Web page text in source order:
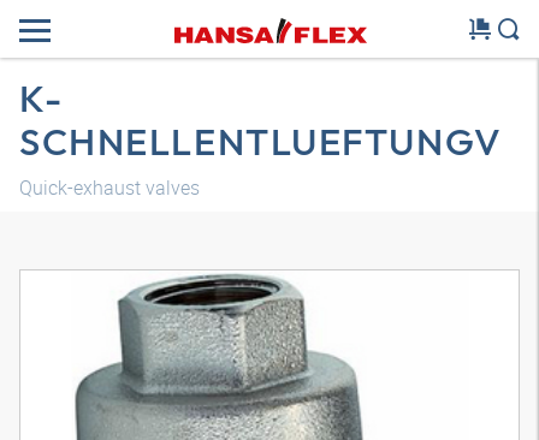
K-
SCHNELLENTLUEFTUNGV
Quick-exhaust valves